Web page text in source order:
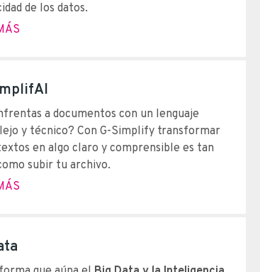
de los datos.
a documentos con un lenguaje
y técnico? Con G-Simplify transformar
en algo claro y comprensible es tan
subir tu archivo.